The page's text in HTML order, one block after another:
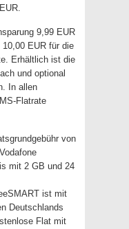
9,99 EUR
EUR für die
Erhältlich ist die
und optional
In allen
Flatrate
von
mit 2 GB und 24
ist mit
Deutschlands
Flat mit